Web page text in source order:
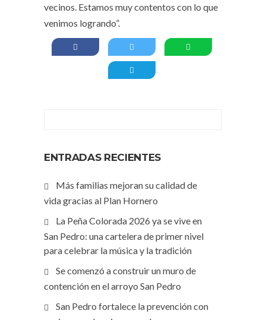
vecinos. Estamos muy contentos con lo que
venimos logrando”.
ENTRADAS RECIENTES
Más familias mejoran su calidad de
vida gracias al Plan Hornero
La Peña Colorada 2026 ya se vive en
San Pedro: una cartelera de primer nivel
para celebrar la música y la tradición
Se comenzó a construir un muro de
contención en el arroyo San Pedro
San Pedro fortalece la prevención con